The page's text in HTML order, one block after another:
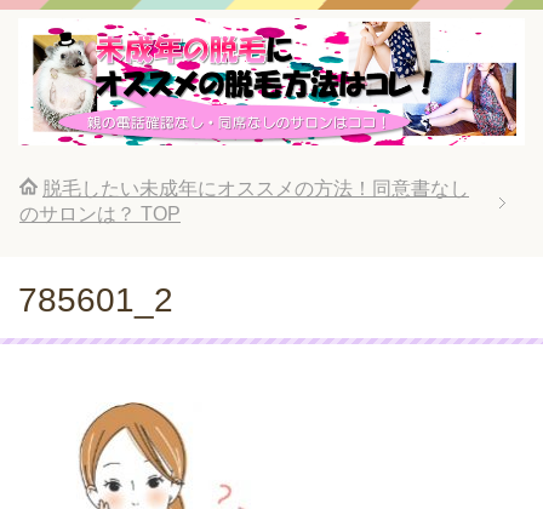
脱毛したい未成年にオススメの方法！同意書なし
のサロンは？ TOP
785601_2